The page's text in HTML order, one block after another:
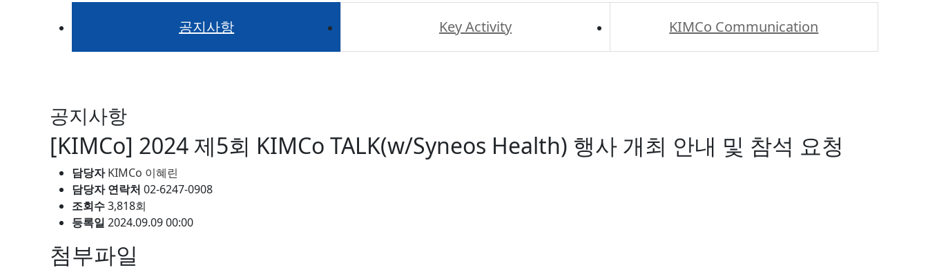
공지사항 Key Activity KIMCo Communication
공지사항
[KIMCo] 2024 제5회 KIMCo TALK(w/Syneos Health) 행사 개최 안내 및 참석 요청
담당자 KIMCo 이혜린
담당자 연락처 02-6247-0908
조회수3,818회
등록일 2024.09.09 00:00
첨부파일